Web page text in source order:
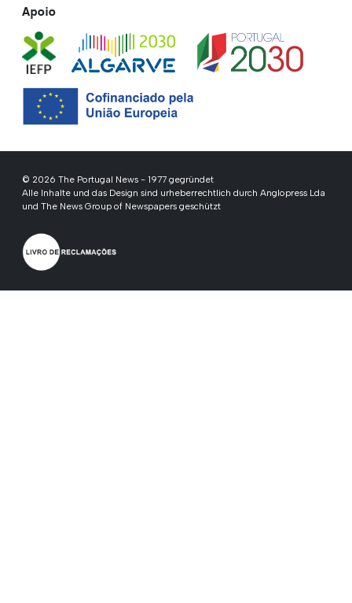
Apoio
© 2026 The Portugal News - 1977 gegründet
Alle Inhalte und das Design sind urheberrechtlich durch Anglopress Lda
und The News Group of Newspapers geschützt